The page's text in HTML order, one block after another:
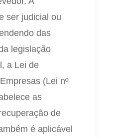
ser judicial ou
das
legislação
a Lei de
(Lei nº
as
de
é aplicável